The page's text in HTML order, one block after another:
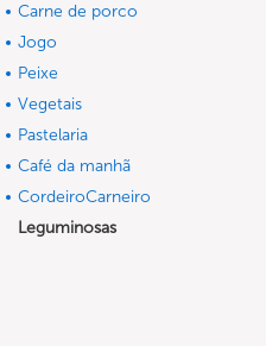
Carne de porco
Jogo
Peixe
Vegetais
Pastelaria
Café da manhã
CordeiroCarneiro
Leguminosas